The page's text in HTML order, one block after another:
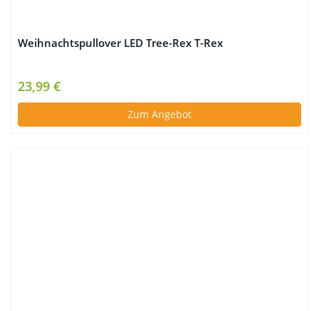
Weihnachtspullover LED Tree-Rex T-Rex
23,99 €
Zum Angebot